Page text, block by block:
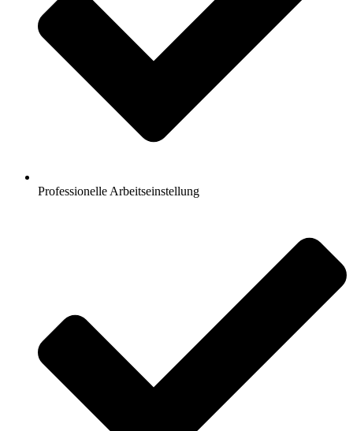
Professionelle Arbeitseinstellung